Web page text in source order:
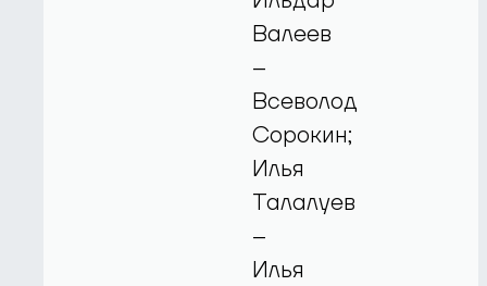
Валеев
–
Всеволод
Сорокин;
Илья
Талалуев
–
Илья